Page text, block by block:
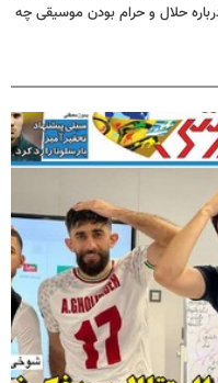
حلال و حرام بودن موسیقی چه